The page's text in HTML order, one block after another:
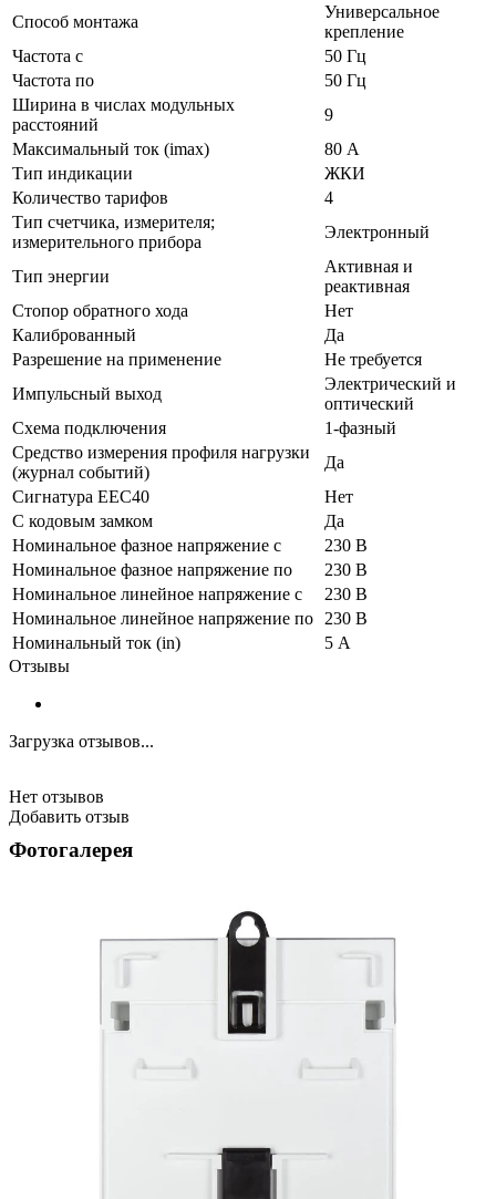
Способ монтажа
Универсальное
крепление
Частота с
50 Гц
Частота по
50 Гц
Ширина в числах модульных
расстояний
9
Максимальный ток (imax)
80 А
Тип индикации
ЖКИ
Количество тарифов
4
Тип счетчика, измерителя;
измерительного прибора
Электронный
Тип энергии
Активная и
реактивная
Стопор обратного хода
Нет
Калиброванный
Да
Разрешение на применение
Не требуется
Импульсный выход
Электрический и
оптический
Схема подключения
1-фазный
Средство измерения профиля нагрузки
(журнал событий)
Да
Сигнатура ЕЕС40
Нет
С кодовым замком
Да
Номинальное фазное напряжение с
230 В
Номинальное фазное напряжение по
230 В
Номинальное линейное напряжение с
230 В
Номинальное линейное напряжение по
230 В
Номинальный ток (in)
5 А
Отзывы
Загрузка отзывов...
Нет отзывов
Добавить отзыв
Фотогалерея